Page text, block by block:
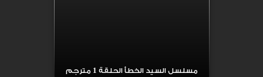
مسلسل السيد الخطأ الحلقة 1 مترجم